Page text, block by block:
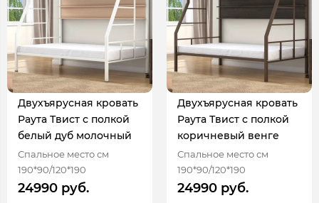
Двухъярусная кровать
Раута Твист с полкой
белый дуб молочный
Спальное место см
190*90/120*190
24990 руб.
Двухъярусная кровать
Раута Твист с полкой
коричневый венге
Спальное место см
190*90/120*190
24990 руб.